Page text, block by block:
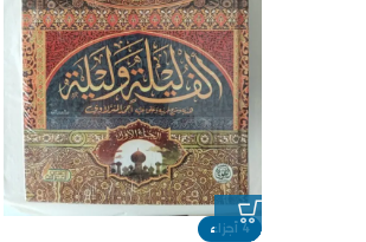
4 أجزاء